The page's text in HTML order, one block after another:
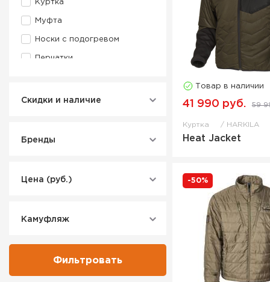
Куртка
Муфта
Носки с подогревом
Перчатки
Скидки и наличие
Бренды
Цена (руб.)
Камуфляж
Фильтровать
Товар в наличии
41 990 руб. 59
Куртка HARKILA
Heat Jacket
-50%